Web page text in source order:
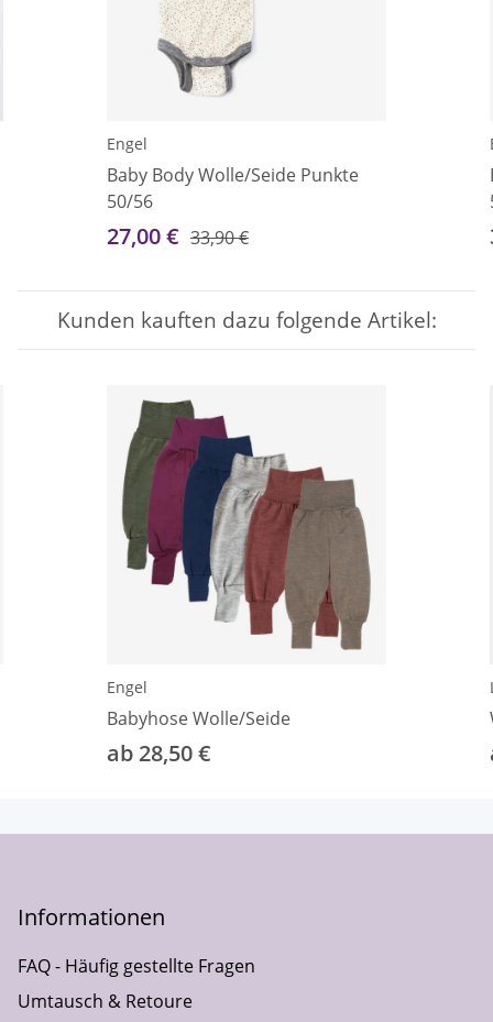
Engel
Baby Body Wolle/Seide Punkte
50/56
27,00 € 33,90 €
Kunden kauften dazu folgende Artikel:
Engel
Babyhose Wolle/Seide
ab 28,50 €
Informationen
FAQ - Häufig gestellte Fragen
Umtausch & Retoure